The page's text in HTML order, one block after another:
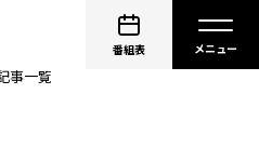
番組表
シェアリング
事一覧